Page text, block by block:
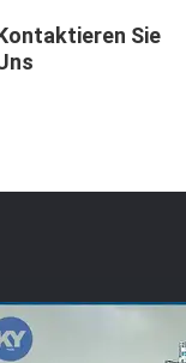
Sie